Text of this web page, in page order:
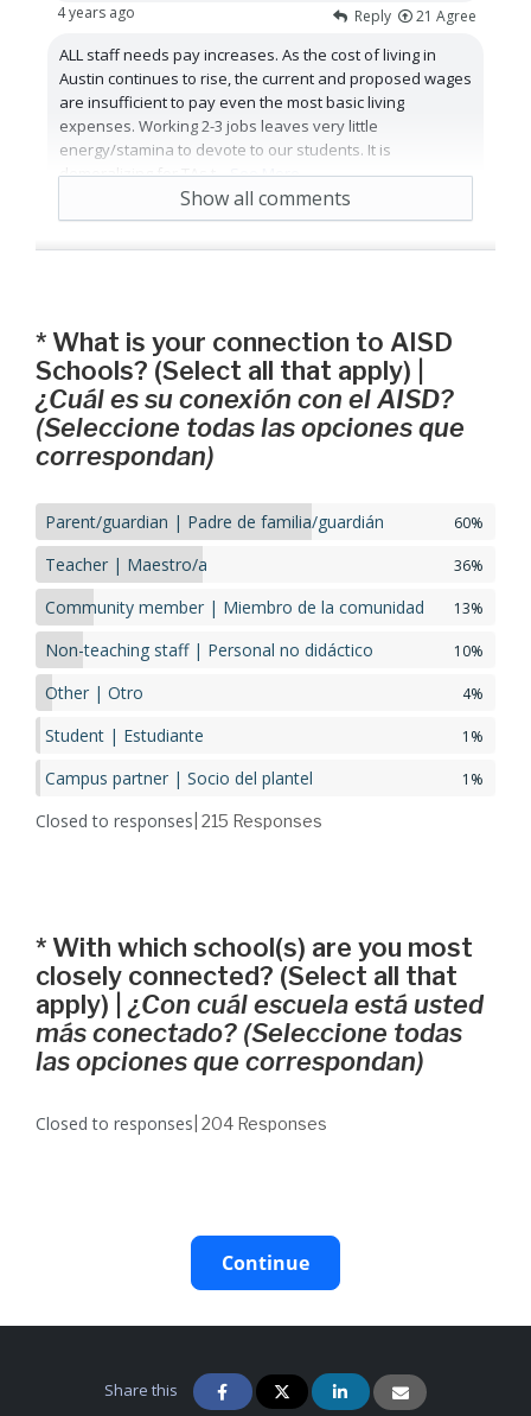
Show all comments
Reply 21 Agree
4 years ago
ALL staff needs pay increases. As the cost of living in
Austin continues to rise, the current and proposed wages
are insufficient to pay even the most basic living
expenses. Working 2-3 jobs leaves very little
energy/stamina to devote to our students. It is
demoralizing for TAs t...See More
* What is your connection to AISD
Schools? (Select all that apply) |
¿Cuál es su conexión con el AISD?
(Seleccione todas las opciones que
correspondan)
Parent/guardian | Padre de familia/guardián 60%
Teacher | Maestro/a 36%
Community member | Miembro de la comunidad 13%
Non-teaching staff | Personal no didáctico 10%
Other | Otro 4%
Student | Estudiante 1%
Campus partner | Socio del plantel 1%
Closed to responses | 215 Responses
* With which school(s) are you most
closely connected? (Select all that
apply) |¿Con cuál escuela está usted
más conectado? (Seleccione todas
las opciones que correspondan)
Closed to responses | 204 Responses
Continue
Share this